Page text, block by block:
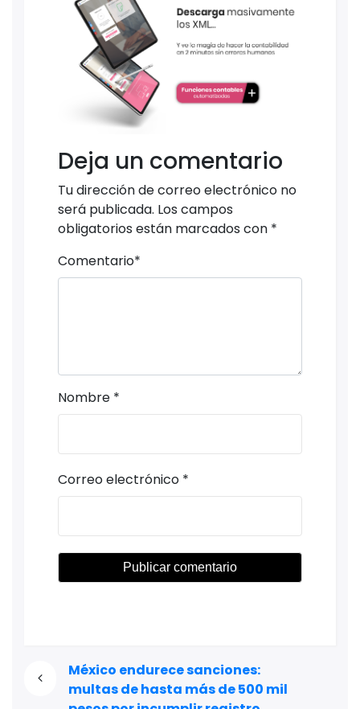
Deja un comentario
Tu dirección de correo electrónico no
será publicada. Los campos
obligatorios están marcados con *
Comentario*
Nombre *
Correo electrónico *
México endurece sanciones:
multas de hasta más de 500 mil